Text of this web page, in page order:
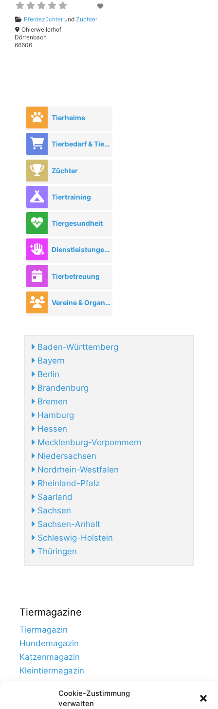
Cookie-Zustimmung
verwalten
Pferdezüchterund Züchter
Ohlerweilerhof
Dörrenbach
66606
Tierheime
Tierbedarf & Tierhandel
Züchter
Tiertraining
Tiergesundheit
Dienstleistungen rund ums Tier
Tierbetreuung
Vereine & Organisationen
Baden-Württemberg
Bayern
Berlin
Brandenburg
Bremen
Hamburg
Hessen
Mecklenburg-Vorpommern
Niedersachsen
Nordrhein-Westfalen
Rheinland-Pfalz
Saarland
Sachsen
Sachsen-Anhalt
Schleswig-Holstein
Thüringen
Tiermagazine
Tiermagazin
Hundemagazin
Katzenmagazin
Kleintiermagazin